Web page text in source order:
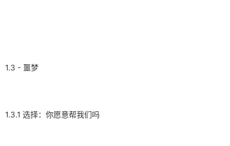
1.3 - 噩梦
1.3.1 选择：你愿意帮我们吗